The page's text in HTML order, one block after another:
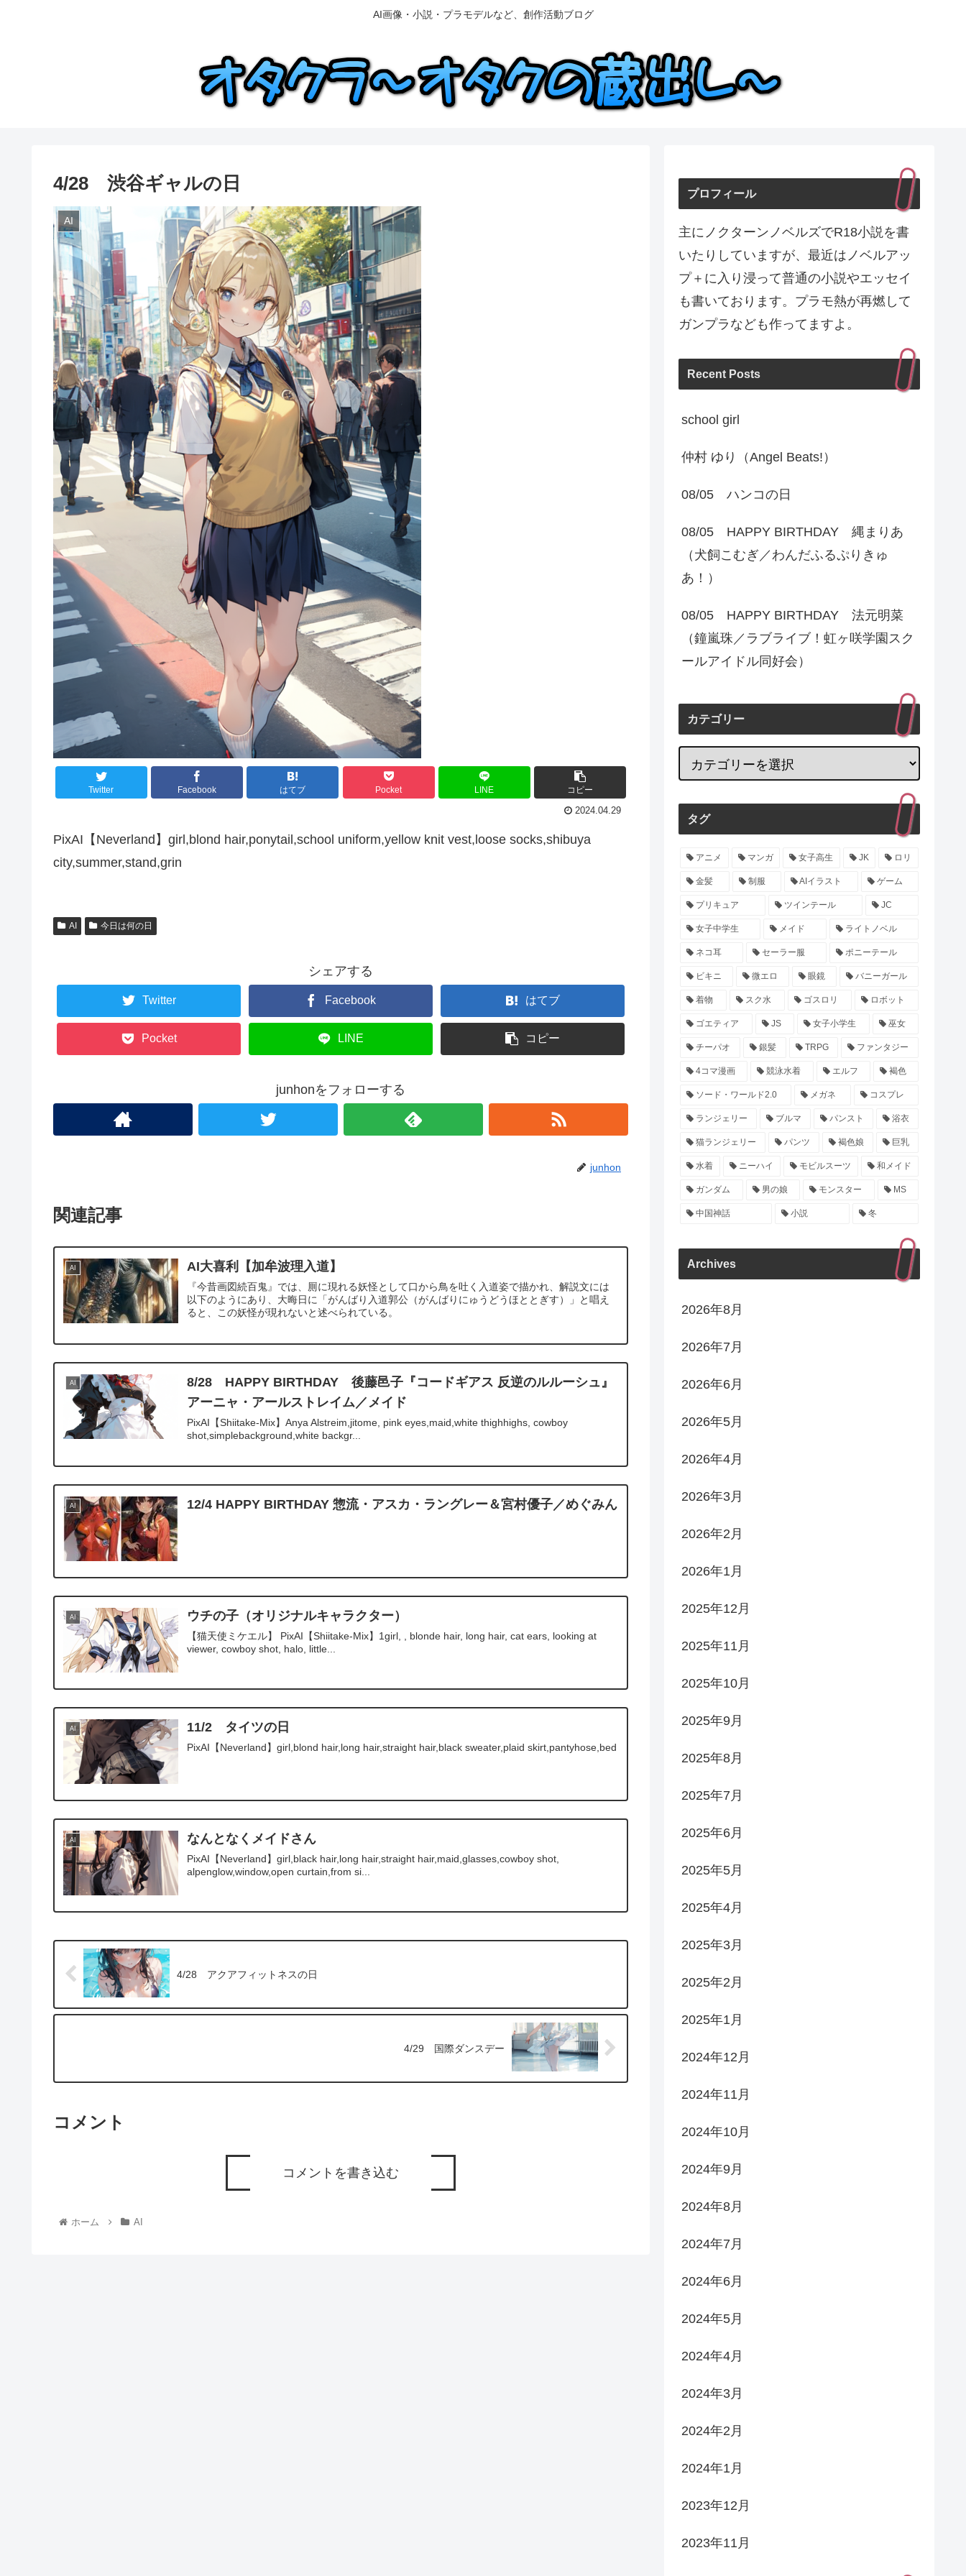
AI画像・小説・プラモデルなど、創作活動ブログ
4/28 渋谷ギャルの日
AI
Twitter Facebook はてブ Pocket LINE コピー
2024.04.29
PixAI【Neverland】girl,blond hair,ponytail,school uniform,yellow knit vest,loose socks,shibuya
city,summer,stand,grin
AI 今日は何の日
シェアする
Twitter Facebook はてブ
Pocket LINE コピー
junhonをフォローする
junhon
関連記事
AI AI大喜利【加牟波理入道】
『今昔画図続百鬼』では、厠に現れる妖怪として口から鳥を吐く入道姿で描かれ、解説文には
以下のようにあり、大晦日に「がんばり入道郭公（がんばりにゅうどうほととぎす）」と唱え
ると、この妖怪が現れないと述べられている。
AI
8/28 HAPPY BIRTHDAY 後藤邑子『コードギアス 反逆のルルーシュ』
アーニャ・アールストレイム／メイド
PixAI【Shiitake-Mix】Anya Alstreim,jitome, pink eyes,maid,white thighhighs, cowboy
shot,simplebackground,white backgr...
AI 12/4 HAPPY BIRTHDAY 惣流・アスカ・ラングレー＆宮村優子／めぐみん
AI ウチの子（オリジナルキャラクター）
【猫天使ミケエル】 PixAI【Shiitake-Mix】1girl, , blonde hair, long hair, cat ears, looking at
viewer, cowboy shot, halo, little...
AI 11/2 タイツの日
PixAI【Neverland】girl,blond hair,long hair,straight hair,black sweater,plaid skirt,pantyhose,bed
AI なんとなくメイドさん
PixAI【Neverland】girl,black hair,long hair,straight hair,maid,glasses,cowboy shot,
alpenglow,window,open curtain,from si...
4/28 アクアフィットネスの日
4/29 国際ダンスデー
コメント
コメントを書き込む
ホーム AI
プロフィール
主にノクターンノベルズでR18小説を書
いたりしていますが、最近はノベルアッ
プ＋に入り浸って普通の小説やエッセイ
も書いております。プラモ熱が再燃して
ガンプラなども作ってますよ。
Recent Posts
school girl
仲村 ゆり（Angel Beats!）
08/05 ハンコの日
08/05 HAPPY BIRTHDAY 縄まりあ
（犬飼こむぎ／わんだふるぷりきゅ
あ！）
08/05 HAPPY BIRTHDAY 法元明菜
（鐘嵐珠／ラブライブ！虹ヶ咲学園スク
ールアイドル同好会）
カテゴリー
タグ
アニメ マンガ 女子高生 JK ロリ
金髪 制服 AIイラスト ゲーム
プリキュア ツインテール JC
女子中学生 メイド ライトノベル
ネコ耳 セーラー服 ポニーテール
ビキニ 微エロ 眼鏡 バニーガール
着物 スク水 ゴスロリ ロボット
ゴエティア JS 女子小学生 巫女
チーパオ 銀髪 TRPG ファンタジー
4コマ漫画 競泳水着 エルフ 褐色
ソード・ワールド2.0 メガネ コスプレ
ランジェリー ブルマ パンスト 浴衣
猫ランジェリー パンツ 褐色娘 巨乳
水着 ニーハイ モビルスーツ 和メイド
ガンダム 男の娘 モンスター MS
中国神話 小説 冬
Archives
2026年8月
2026年7月
2026年6月
2026年5月
2026年4月
2026年3月
2026年2月
2026年1月
2025年12月
2025年11月
2025年10月
2025年9月
2025年8月
2025年7月
2025年6月
2025年5月
2025年4月
2025年3月
2025年2月
2025年1月
2024年12月
2024年11月
2024年10月
2024年9月
2024年8月
2024年7月
2024年6月
2024年5月
2024年4月
2024年3月
2024年2月
2024年1月
2023年12月
2023年11月